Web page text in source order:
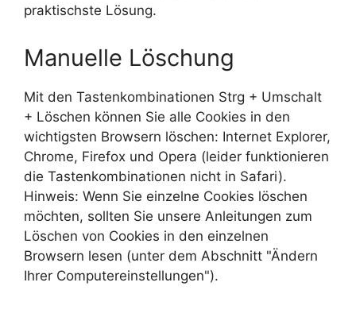
praktischste Lösung.
Manuelle Löschung
Mit den Tastenkombinationen Strg + Umschalt
+ Löschen können Sie alle Cookies in den
wichtigsten Browsern löschen: Internet Explorer,
Chrome, Firefox und Opera (leider funktionieren
die Tastenkombinationen nicht in Safari).
Hinweis: Wenn Sie einzelne Cookies löschen
möchten, sollten Sie unsere Anleitungen zum
Löschen von Cookies in den einzelnen
Browsern lesen (unter dem Abschnitt "Ändern
Ihrer Computereinstellungen").